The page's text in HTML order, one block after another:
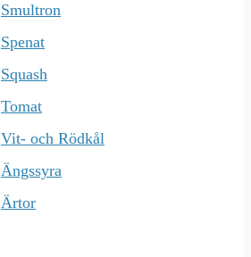
Smultron
Spenat
Squash
Tomat
Vit- och Rödkål
Ängssyra
Ärtor